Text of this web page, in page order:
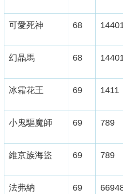
可愛死神 68
幻晶馬 68
冰霜花王 69 1411
小鬼驅魔師 69 789
維京族海盜 69 789
法弗納 69